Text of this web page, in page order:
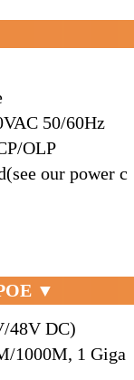
50/60Hz
OLP
our power c
▼
48V DC)
1000M, 1 Giga